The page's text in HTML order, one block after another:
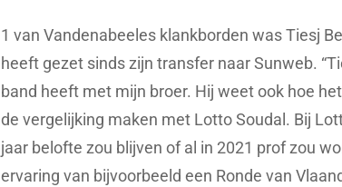
1 van Vandenabeeles klankborden was Tiesj
heeft gezet sinds zijn transfer naar Sunweb.
band heeft met mijn broer. Hij weet ook hoe
de vergelijking maken met Lotto Soudal. Bij
jaar belofte zou blijven of al in 2021 prof zou
ervaring van bijvoorbeeld een Ronde van